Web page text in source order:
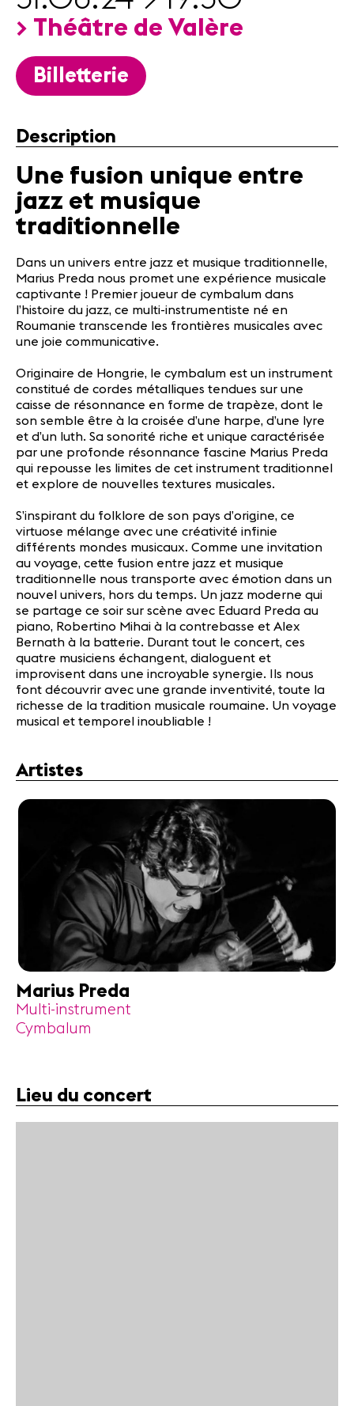
Partenaires
Infos
Actualités
Bénévoles
Médias
Revue de
Emplois
A propos
Mentions
légales
Contact
> Théâtre de Valère
Billetterie
Description
Une fusion unique entre
jazz et musique
traditionnelle
Dans un univers entre jazz et musique traditionnelle,
Marius Preda nous promet une expérience musicale
captivante ! Premier joueur de cymbalum dans
l’histoire du jazz, ce multi-instrumentiste né en
Roumanie transcende les frontières musicales avec
une joie communicative.
Originaire de Hongrie, le cymbalum est un instrument
constitué de cordes métalliques tendues sur une
caisse de résonnance en forme de trapèze, dont le
son semble être à la croisée d’une harpe, d’une lyre
et d’un luth. Sa sonorité riche et unique caractérisée
par une profonde résonnance fascine Marius Preda
qui repousse les limites de cet instrument traditionnel
et explore de nouvelles textures musicales.
S’inspirant du folklore de son pays d’origine, ce
virtuose mélange avec une créativité infinie
différents mondes musicaux. Comme une invitation
au voyage, cette fusion entre jazz et musique
traditionnelle nous transporte avec émotion dans un
nouvel univers, hors du temps. Un jazz moderne qui
se partage ce soir sur scène avec Eduard Preda au
piano, Robertino Mihai à la contrebasse et Alex
Bernath à la batterie. Durant tout le concert, ces
quatre musiciens échangent, dialoguent et
improvisent dans une incroyable synergie. Ils nous
font découvrir avec une grande inventivité, toute la
richesse de la tradition musicale roumaine. Un voyage
musical et temporel inoubliable !
Artistes
Marius Preda
Multi-instrument
Cymbalum
Lieu du concert